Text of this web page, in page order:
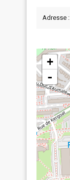
Adresse :
+
-